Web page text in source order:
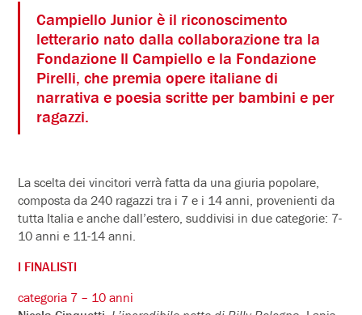
Campiello Junior è il riconoscimento
letterario nato dalla collaborazione tra la
Fondazione Il Campiello e la Fondazione
Pirelli, che premia opere italiane di
narrativa e poesia scritte per bambini e per
ragazzi.
La scelta dei vincitori verrà fatta da una giuria popolare,
composta da 240 ragazzi tra i 7 e i 14 anni, provenienti da
tutta Italia e anche dall’estero, suddivisi in due categorie: 7-
10 anni e 11-14 anni.
I FINALISTI
categoria 7 – 10 anni